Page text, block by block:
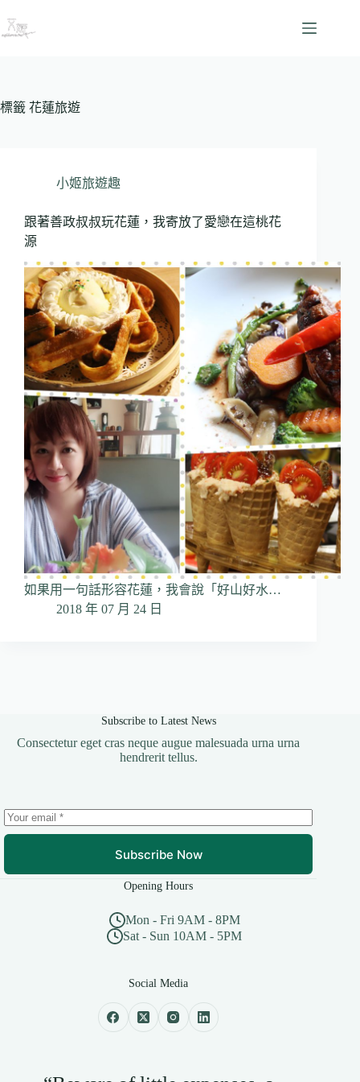
至
容
標籤 花蓮旅遊
小姬旅遊趣
跟著善政叔叔玩花蓮，我寄放了愛戀在這桃花
源
如果用一句話形容花蓮，我會說「好山好水…
2018 年 07 月 24 日
Subscribe to Latest News
Consectetur eget cras neque augue malesuada urna urna
hendrerit tellus.
Subscribe Now
Opening Hours
Mon - Fri 9AM - 8PM
Sat - Sun 10AM - 5PM
Social Media